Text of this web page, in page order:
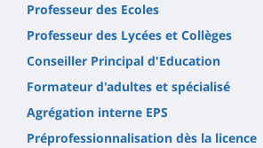
Professeur des Ecoles
Professeur des Lycées et Collèges
Conseiller Principal d'Education
Formateur d'adultes et spécialisé
Agrégation interne EPS
Préprofessionnalisation dès la licence